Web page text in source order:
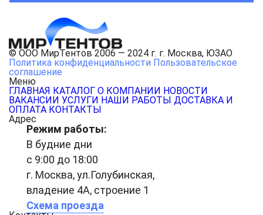
© ООО МирТентов 2006 — 2024 г. г. Москва, ЮЗАО
Политика конфиденциальности Пользовательское
соглашение
Меню
ГЛАВНАЯ КАТАЛОГ О КОМПАНИИ НОВОСТИ
ВАКАНСИИ УСЛУГИ НАШИ РАБОТЫ ДОСТАВКА И
ОПЛАТА КОНТАКТЫ
Адрес
Режим работы:
В будние дни
с 9:00 до 18:00
г. Москва, ул.Голубинская,
владение 4А, строение 1
Схема проезда